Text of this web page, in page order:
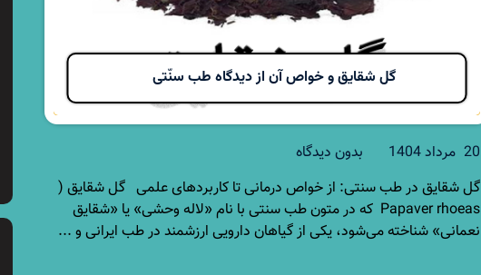
گل شقایق و خواص آن از دیدگاه طب سنّتی
20 مرداد 1404
بدون دیدگاه
گل شقایق در طب سنتی: از خواص درمانی تا کاربردهای علمی گل شقایق (
Papaver rhoeas که در متون طب سنتی با نام «لاله وحشی» یا «شقایق
نعمانی» شناخته می‌شود، یکی از گیاهان دارویی ارزشمند در طب ایرانی و ...